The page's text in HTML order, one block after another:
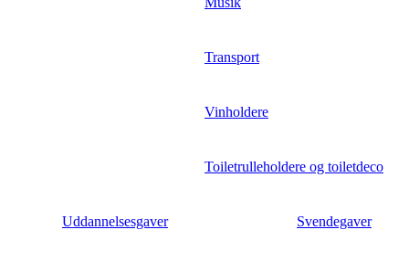
Transport
Vinholdere
Toiletrulleholdere og toiletdeco
Uddannelsesgaver Svendegaver